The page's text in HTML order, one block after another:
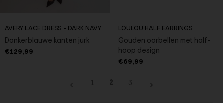
AVERY LACE DRESS - DARK NAVY
Donkerblauwe kanten jurk
€129,99
LOULOU HALF EARRINGS
Gouden oorbellen met half-
hoop design
€69,99
1 2 3